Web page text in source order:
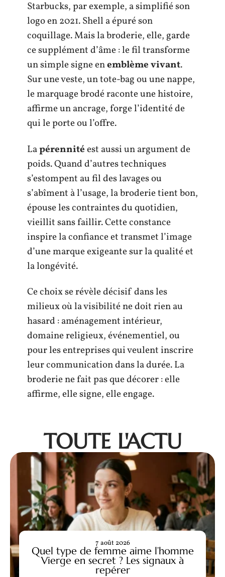
Starbucks, par exemple, a simplifié son
logo en 2021. Shell a épuré son
coquillage. Mais la broderie, elle, garde
ce supplément d’âme : le fil transforme
un simple signe enemblème vivant.
Sur une veste, un tote-bag ou une nappe,
le marquage brodé raconte une histoire,
affirme un ancrage, forge l’identité de
qui le porte ou l’offre.
Lapérennitéest aussi un argument de
poids. Quand d’autres techniques
s’estompent au fil des lavages ou
s’abîment à l’usage, la broderie tient bon,
épouse les contraintes du quotidien,
vieillit sans faillir. Cette constance
inspire la confiance et transmet l’image
d’une marque exigeante sur la qualité et
la longévité.
Ce choix se révèle décisif dans les
milieux où la visibilité ne doit rien au
hasard : aménagement intérieur,
domaine religieux, événementiel, ou
pour les entreprises qui veulent inscrire
leur communication dans la durée. La
broderie ne fait pas que décorer : elle
affirme, elle signe, elle engage.
TOUTE L'ACTU
Quel type de femme aime l’homme
Vierge en secret ? Les signaux à
repérer
7 août 2026